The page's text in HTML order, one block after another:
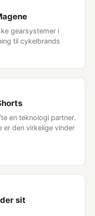
gearsystemer i
til cykelbrands
en teknologi partner.
er den virkelige vinder
sit